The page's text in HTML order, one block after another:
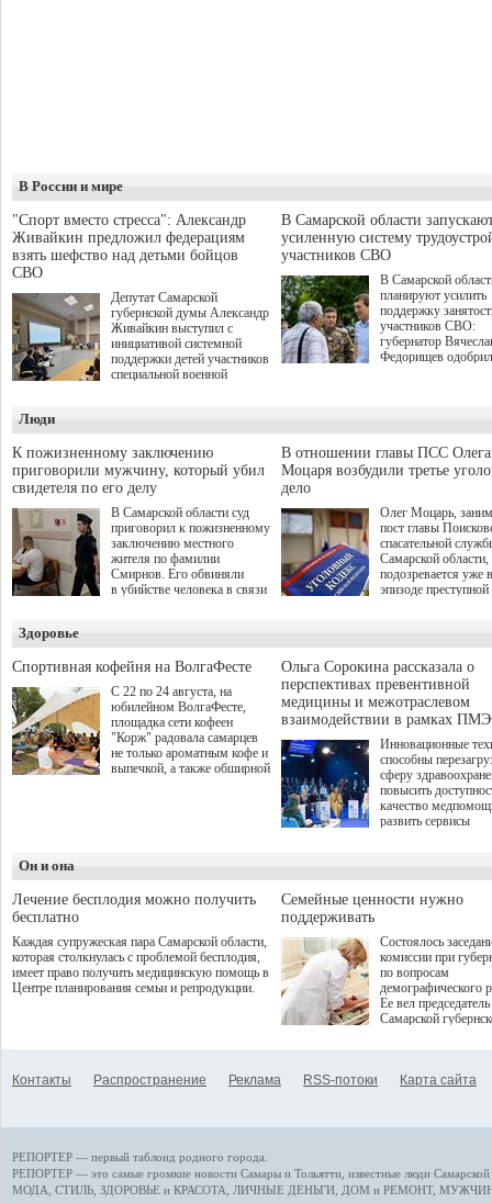
В России и мире
"Спорт вместо стресса": Александр
Живайкин предложил федерациям
взять шефство над детьми бойцов
СВО
Депутат Самарской
губернской думы Александр
Живайкин выступил с
инициативой системной
поддержки детей участников
специальной военной
"Помощь фронту и семьям
участников СВО", которая
прошла в Отрадном 7
августа.
В Самарской области
усиленную систему
участников СВО
В Самарской
планируют усилить
поддержку
участников СВО:
губернатор
Федорищев
на трудоустройство
спокойную
мирной жизни.
Люди
К пожизненному заключению
приговорили мужчину, который убил
свидетеля по его делу
В Самарской области суд
приговорил к пожизненному
заключению местного
жителя по фамилии
Смирнов. Его обвиняли
в убийстве человека в связи
В отношении главы ПСС Олега
Моцаря возбудили третье
дело
Олег Моцарь,
пост главы
спасательной
Самарской области,
подозревается уже
эпизоде преступной
а сам он
Здоровье
Спортивная кофейня на ВолгаФесте
С 22 по 24 августа, на
юбилейном ВолгаФесте,
площадка сети кофеен
"Корж" радовала самарцев
не только ароматным кофе и
выпечкой, а также обширной
Ольга Сорокина рассказала о
перспективах превентивной
медицины и межотраслевом
взаимодействии в рамках
Инновационные
способны
сферу
повысить
качество
развить сервисы
определенными
К ним можно
возникающие при
данными
более динамичного
проникновения
сегмент
отраслевое
рассказала Ольга
ходе сессии
качества жизни" в
ПМЭФ 2025. В
Он и она
Лечение бесплодия можно получить
бесплатно
Каждая супружеская пара Самарской области,
которая столкнулась с проблемой бесплодия,
имеет право получить медицинскую помощь в
Центре планирования семьи и репродукции.
Семейные ценности нужно
поддерживать
Состоялось
комиссии при
по вопросам
демографического
Ее вел председатель
Самарской
Контакты Распространение Реклама RSS-потоки Карта сайта
РЕПОРТЕР — первый таблоид родного города.
РЕПОРТЕР — это самые громкие новости Самары и Тольятти, известные люди
МОДА, СТИЛЬ ЗДОРОВЬЕ и КРАСОТА ЛИЧНЫЕ ДЕНЬГИ ДОМ и РЕМОНТ,